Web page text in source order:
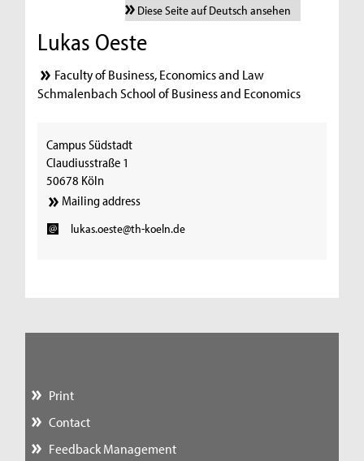
Diese Seite auf Deutsch ansehen
Lukas Oeste
Faculty of Business, Economics and Law
Schmalenbach School of Business and Economics
Campus Südstadt
Claudiusstraße 1
50678 Köln
Mailing address
lukas.oeste@th-koeln.de
Print
Contact
Feedback Management